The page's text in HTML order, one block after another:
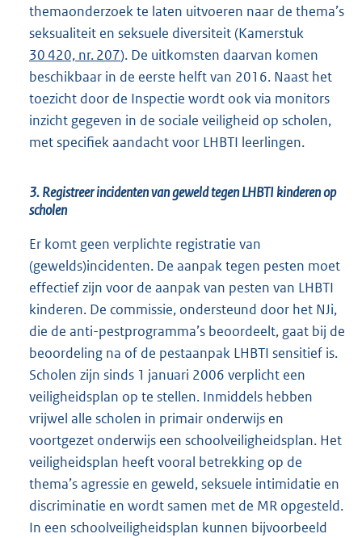
themaonderzoek te laten uitvoeren naar de thema’s
seksualiteit en seksuele diversiteit (Kamerstuk
30 420, nr. 207). De uitkomsten daarvan komen
beschikbaar in de eerste helft van 2016. Naast het
toezicht door de Inspectie wordt ook via monitors
inzicht gegeven in de sociale veiligheid op scholen,
met specifiek aandacht voor LHBTI leerlingen.
3. Registreer incidenten van geweld tegen LHBTI kinderen op
scholen
Er komt geen verplichte registratie van
(gewelds)incidenten. De aanpak tegen pesten moet
effectief zijn voor de aanpak van pesten van LHBTI
kinderen. De commissie, ondersteund door het NJi,
die de anti-pestprogramma’s beoordeelt, gaat bij de
beoordeling na of de pestaanpak LHBTI sensitief is.
Scholen zijn sinds 1 januari 2006 verplicht een
veiligheidsplan op te stellen. Inmiddels hebben
vrijwel alle scholen in primair onderwijs en
voortgezet onderwijs een schoolveiligheidsplan. Het
veiligheidsplan heeft vooral betrekking op de
thema’s agressie en geweld, seksuele intimidatie en
discriminatie en wordt samen met de MR opgesteld.
In een schoolveiligheidsplan kunnen bijvoorbeeld